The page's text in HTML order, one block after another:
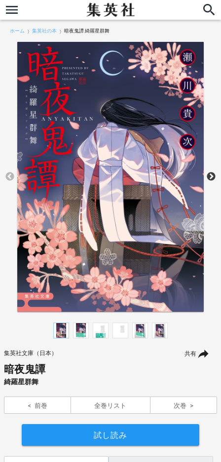
ホーム 集英社の本 暗夜鬼譚 綺羅星群舞
共有
集英社文庫（日本）
暗夜鬼譚
綺羅星群舞
前巻 全巻リスト 次巻
試し読み